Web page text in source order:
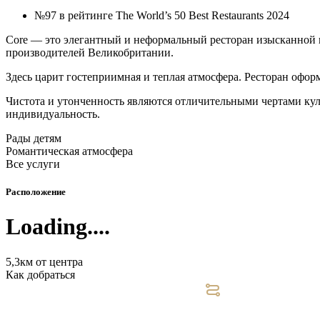
№97 в рейтинге The World’s 50 Best Restaurants 2024
Core — это элегантный и неформальный ресторан
производителей Великобритании.
Здесь царит гостеприимная и теплая атмосфера. Ресторан
Чистота и утонченность являются отличительными чертами
индивидуальность.
Рады детям
Романтическая атмосфера
Все услуги
Расположение
Loading....
5,3км от центра
Как добраться